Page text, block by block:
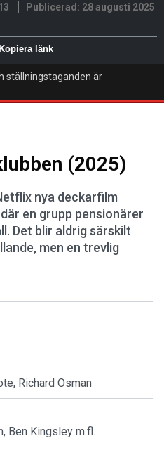
Publicerad: 28 augusti 2025
Kopiera länk
ställningstaganden är
(2025)
nya deckarfilm
en grupp pensionärer
Det blir aldrig särskilt
men en trevlig
Richard Osman
Ben Kingsley m.fl.